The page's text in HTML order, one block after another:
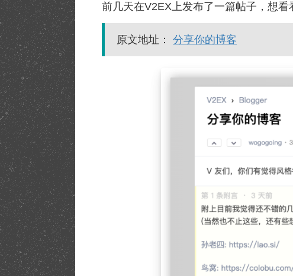
前几天在V2EX上发布了一篇帖子，想
原文地址： 分享你的博客